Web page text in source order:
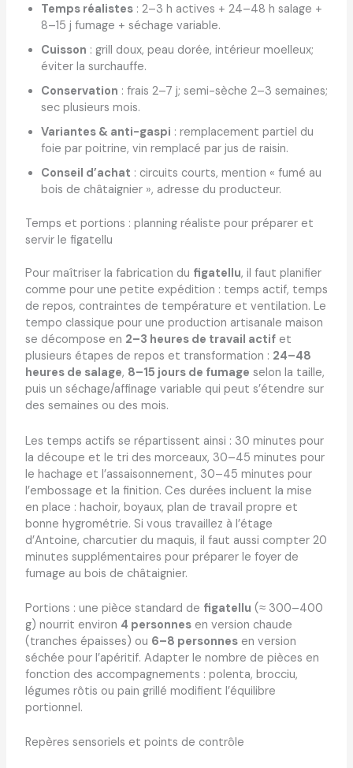
Temps réalistes: 2–3 h actives + 24–48 h salage +
8–15 j fumage + séchage variable.
Cuisson : grill doux, peau dorée, intérieur moelleux;
éviter la surchauffe.
Conservation : frais 2–7 j; semi-sèche 2–3 semaines;
sec plusieurs mois.
Variantes & anti-gaspi : remplacement partiel du
foie par poitrine, vin remplacé par jus de raisin.
Conseil d’achat : circuits courts, mention « fumé au
bois de châtaignier », adresse du producteur.
Temps et portions : planning réaliste pour préparer et
servir le figatellu
Pour maîtriser la fabrication du figatellu, il faut planifier
comme pour une petite expédition : temps actif, temps
de repos, contraintes de température et ventilation. Le
tempo classique pour une production artisanale maison
se décompose en 2–3 heures de travail actifet
plusieurs étapes de repos et transformation : 24–48
heures de salage, 8–15 jours de fumage selon la taille,
puis un séchage/affinage variable qui peut s’étendre sur
des semaines ou des mois.
Les temps actifs se répartissent ainsi : 30 minutes pour
la découpe et le tri des morceaux, 30–45 minutes pour
le hachage et l’assaisonnement, 30–45 minutes pour
l’embossage et la finition. Ces durées incluent la mise
en place : hachoir, boyaux, plan de travail propre et
bonne hygrométrie. Si vous travaillez à l’étage
d’Antoine, charcutier du maquis, il faut aussi compter 20
minutes supplémentaires pour préparer le foyer de
fumage au bois de châtaignier.
Portions : une pièce standard de figatellu (≈ 300–400
g) nourrit environ 4 personnesen version chaude
(tranches épaisses) ou 6–8 personnesen version
séchée pour l’apéritif. Adapter le nombre de pièces en
fonction des accompagnements : polenta, brocciu,
légumes rôtis ou pain grillé modifient l’équilibre
portionnel.
Repères sensoriels et points de contrôle